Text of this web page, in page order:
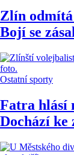
Zlín
Bojí se
Ostatní sporty
Fatra hlásí
Dochází ke